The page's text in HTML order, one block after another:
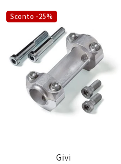
Sconto -25%
Givi